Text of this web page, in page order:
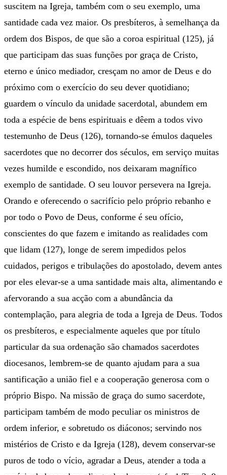
suscitem na Igreja, também com o seu exemplo, uma
santidade cada vez maior. Os presbíteros, à semelhança da
ordem dos Bispos, de que são a coroa espiritual (125), já
que participam das suas funções por graça de Cristo,
eterno e único mediador, cresçam no amor de Deus e do
próximo com o exercício do seu dever quotidiano;
guardem o vínculo da unidade sacerdotal, abundem em
toda a espécie de bens espirituais e dêem a todos vivo
testemunho de Deus (126), tornando-se émulos daqueles
sacerdotes que no decorrer dos séculos, em serviço muitas
vezes humilde e escondido, nos deixaram magnífico
exemplo de santidade. O seu louvor persevera na Igreja.
Orando e oferecendo o sacrifício pelo próprio rebanho e
por todo o Povo de Deus, conforme é seu ofício,
conscientes do que fazem e imitando as realidades com
que lidam (127), longe de serem impedidos pelos
cuidados, perigos e tribulações do apostolado, devem antes
por eles elevar-se a uma santidade mais alta, alimentando e
afervorando a sua acção com a abundância da
contemplação, para alegria de toda a Igreja de Deus. Todos
os presbíteros, e especialmente aqueles que por título
particular da sua ordenação são chamados sacerdotes
diocesanos, lembrem-se de quanto ajudam para a sua
santificação a união fiel e a cooperação generosa com o
próprio Bispo. Na missão de graça do sumo sacerdote,
participam também de modo peculiar os ministros de
ordem inferior, e sobretudo os diáconos; servindo nos
mistérios de Cristo e da Igreja (128), devem conservar-se
puros de todo o vício, agradar a Deus, atender a toda a